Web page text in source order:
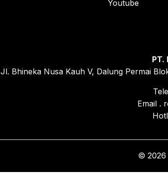
Youtube
PT.
Jl. Bhineka Nusa Kauh V, Dalung Permai
Email .
© 2026